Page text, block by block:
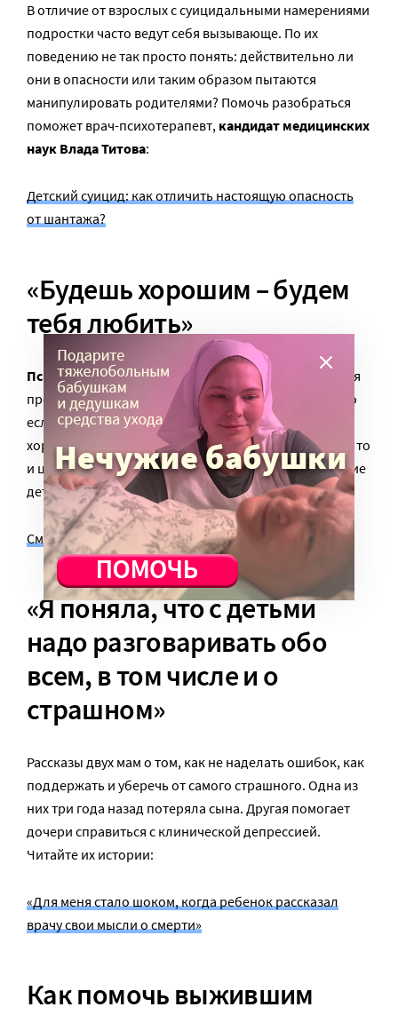
В отличие от взрослых с суицидальными намерениями
подростки часто ведут себя вызывающе. По их
поведению не так просто понять: действительно ли
они в опасности или таким образом пытаются
манипулировать родителями? Помочь разобраться
поможет врач-психотерапевт, кандидат медицинских
наук Влада Титова:
Детский суицид: как отличить настоящую опасность
от шантажа?
«Будешь хорошим – будем
тебя любить»
Психолог Александра Имашева
: «Ребенку внушается
представление о том, что он имеет ценность, только
если удовлетворяет каким-то условиям. Например,
хорошо себя ведет, хорошо учится. А если этого нет, то
и ценности ему нет. Зачем такого любить? И вот такие
дети как раз совершают суицид». Об этом в тексте:
Смешные видео детей: унизительно до смерти
«Я поняла, что с детьми
надо разговаривать обо
всем, в том числе и о
страшном»
Рассказы двух мам о том, как не наделать ошибок, как
поддержать и уберечь от самого страшного. Одна из
них три года назад потеряла сына. Другая помогает
дочери справиться с клинической депрессией.
Читайте их истории:
«Для меня стало шоком, когда ребенок рассказал
врачу свои мысли о смерти»
Как помочь выжившим